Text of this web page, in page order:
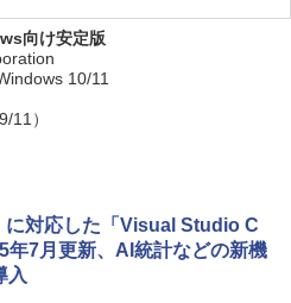
向け安定版
10/11
11）
に対応した「Visual Studio C
年7月更新、AI統計などの新機
入